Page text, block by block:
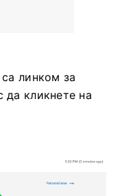
линком за
кликнете на